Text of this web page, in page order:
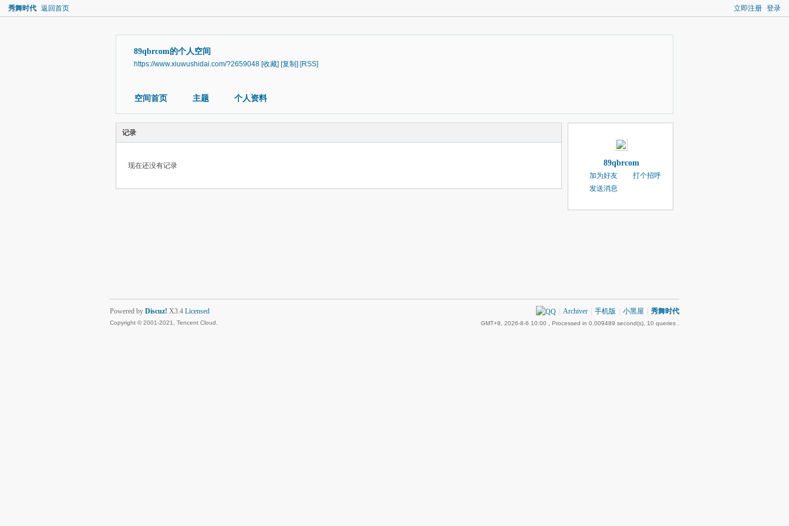
立即注册 登录
秀舞时代 返回首页
89qbrcom的个人空间
https://www.xiuwushidai.com/?2659048 [收藏] [复制] [RSS]
空间首页 主题 个人资料
记录
现在还没有记录 89qbrcom
加为好友
打个招呼
发送消息
Archiver 手机版 小黑屋 秀舞时代
GMT+8, 2026-8-6 10:00 , Processed in 0.009489 second(s), 10 queries .
Powered by Discuz! X3.4 Licensed
Copyright © 2001-2021, Tencent Cloud.